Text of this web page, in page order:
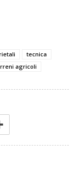
tecnica
agricoli